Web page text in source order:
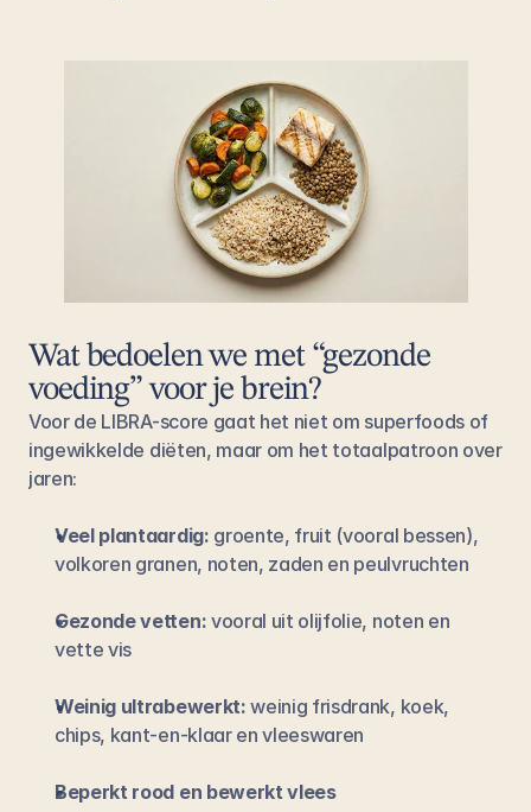
Wat bedoelen we met “gezonde
voeding” voor je brein?
Voor de LIBRA-score gaat het niet om superfoods of
ingewikkelde diëten, maar om het totaalpatroon over
jaren:
Veel plantaardig: groente, fruit (vooral bessen),
volkoren granen, noten, zaden en peulvruchten
Gezonde vetten: vooral uit olijfolie, noten en
vette vis
Weinig ultrabewerkt: weinig frisdrank, koek,
chips, kant-en-klaar en vleeswaren
Beperkt rood en bewerkt vlees